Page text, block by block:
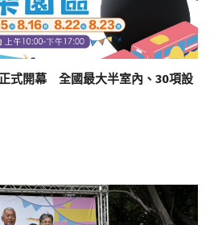
式開幕 全國最大半室內、30項設